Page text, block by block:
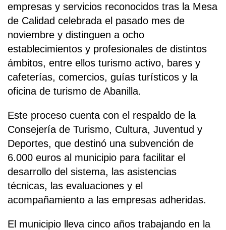
empresas y servicios reconocidos tras la Mesa
de Calidad celebrada el pasado mes de
noviembre y distinguen a ocho
establecimientos y profesionales de distintos
ámbitos, entre ellos turismo activo, bares y
cafeterías, comercios, guías turísticos y la
oficina de turismo de Abanilla.
Este proceso cuenta con el respaldo de la
Consejería de Turismo, Cultura, Juventud y
Deportes, que destinó una subvención de
6.000 euros al municipio para facilitar el
desarrollo del sistema, las asistencias
técnicas, las evaluaciones y el
acompañamiento a las empresas adheridas.
El municipio lleva cinco años trabajando en la